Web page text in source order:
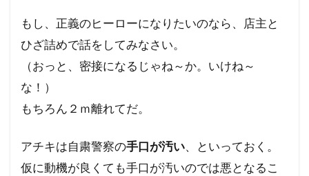
もし、正義のヒーローになりたいのなら、店主と
ひざ詰めで話をしてみなさい。
（おっと、密接になるじゃね～か。いけね～
な！）
もちろん２ｍ離れてだ。
アチキは自粛警察の手口が汚い、といっておく。
仮に動機が良くても手口が汚いのでは悪となるこ